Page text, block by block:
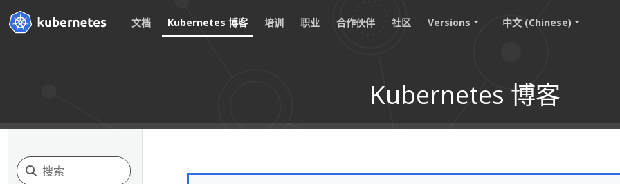
文档 Kubernetes 博客 培训 职业 合作伙伴 社区 Versions 中文 (Chinese)
Kubernetes 博客